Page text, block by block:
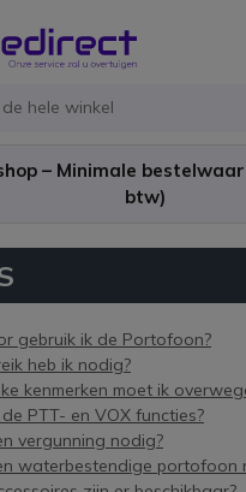
– Minimale
btw)
gebruik ik de Portofoon?
heb ik nodig?
kenmerken moet ik
PTT- en VOX functies?
vergunning nodig?
waterbestendige portofoon